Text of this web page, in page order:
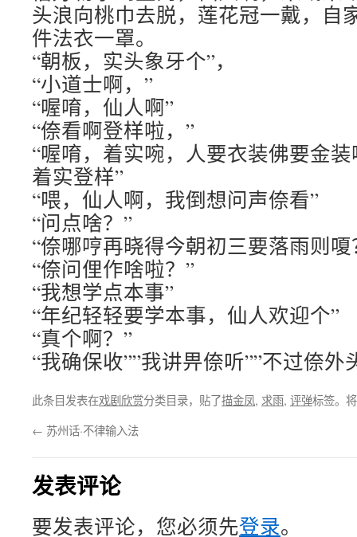
头浪向桃巾去脱，莲花冠一戴，自
件法衣一罩。
“朝板，实头象牙个”，
“小道士啊，”
“喔唷，仙人啊”
“倷看啊登样啦，”
“喔唷，着实啘，人要衣装佛要金
着实登样”
“喂，仙人啊，我倒想问声倷看”
“问点啥？”
“倷哪哼再晓得今朝初三要落雨则嗄
“倷问俚作啥啦？”
“我想学点本事”
“年纪轻轻要学本事，仙人欢迎个”
“真个啊？”
“我确保收””我讲畀倷听””不过倷
此条目发表在戏剧欣赏分类目录，贴了描金凤, 求雨, 评弹标签。将
← 苏州话·不律输入法
发表评论
要发表评论，您必须先登录。